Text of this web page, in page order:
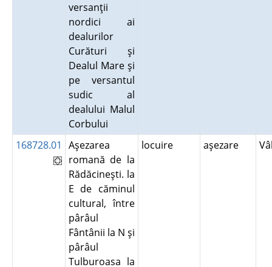
versanţii
nordici ai
dealurilor
Curături şi
Dealul Mare şi
pe versantul
sudic al
dealului Malul
Corbului
168728.01
Aşezarea
romană de la
Rădăcineşti. la
E de căminul
cultural, între
pârâul
Fântânii la N şi
pârâul
Tulburoasa la
locuire aşezare